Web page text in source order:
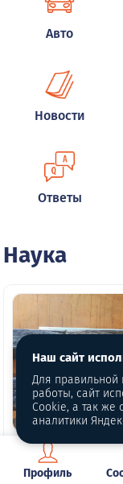
Авто
Новости
Ответы
Наука
Сенсация в
уральской
Профиль
Наш сайт
Для правильной
работы, сайт
Cookie, а так же
аналитики